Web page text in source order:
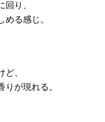
り、
る感じ。
、
が現れる。